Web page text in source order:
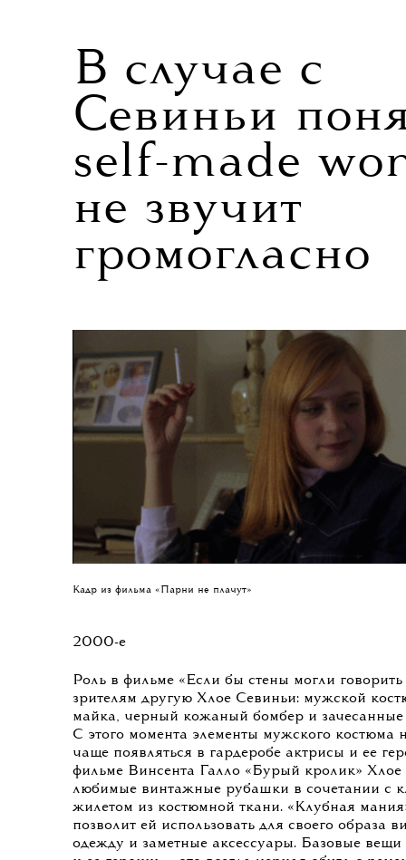
В случае с
Севиньи
self-made
не звучит
громогласно
Кадр из фильма «Парни не плачут»
2000-е
Роль в фильме «Если бы стены могли
зрителям другую Хлое Севиньи: мужской
майка, черный кожаный бомбер и зачесанные
С этого момента элементы мужского костюма
чаще появляться в гардеробе актрисы и ее
фильме Винсента Галло «Бурый кролик» Хлое
любимые винтажные рубашки в сочетании с
жилетом из костюмной ткани. «Клубная
позволит ей использовать для своего образа
одежду и заметные аксессуары. Базовые